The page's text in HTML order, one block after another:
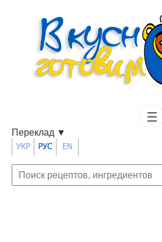
Переклад ▼